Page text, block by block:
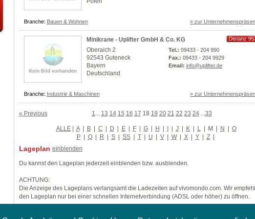
Branche: Bauen & Wohnen » zur
Minikrane - Uplifter GmbH & Co. KG
Distanz
Oberaich 2
92543 Guteneck
Bayern
Deutschland
Tel.: 09433 - 204 990
Fax.: 09433 - 204 9929
Email: info@uplifter.de
Branche: Industrie & Maschinen » zur
« Previous 1 13 14 15 16 17 18 19 20 21 22 23 24 33
ALLE| A | B | C | D | E | F | G | H | I | J | K | L | M | N | O
P | Q | R | S | SS | T | U | V | W | X | Y | Z |
Lageplan einblenden
Du kannst den Lageplan jederzeit einblenden bzw. ausblenden.
ACHTUNG:
Die Anzeige des Lageplans verlangsamt die Ladezeiten auf vivomondo.com. Wir
den Lageplan nur bei einer schnellen Internetverbindung (ADSL oder höher) zu öffnen.